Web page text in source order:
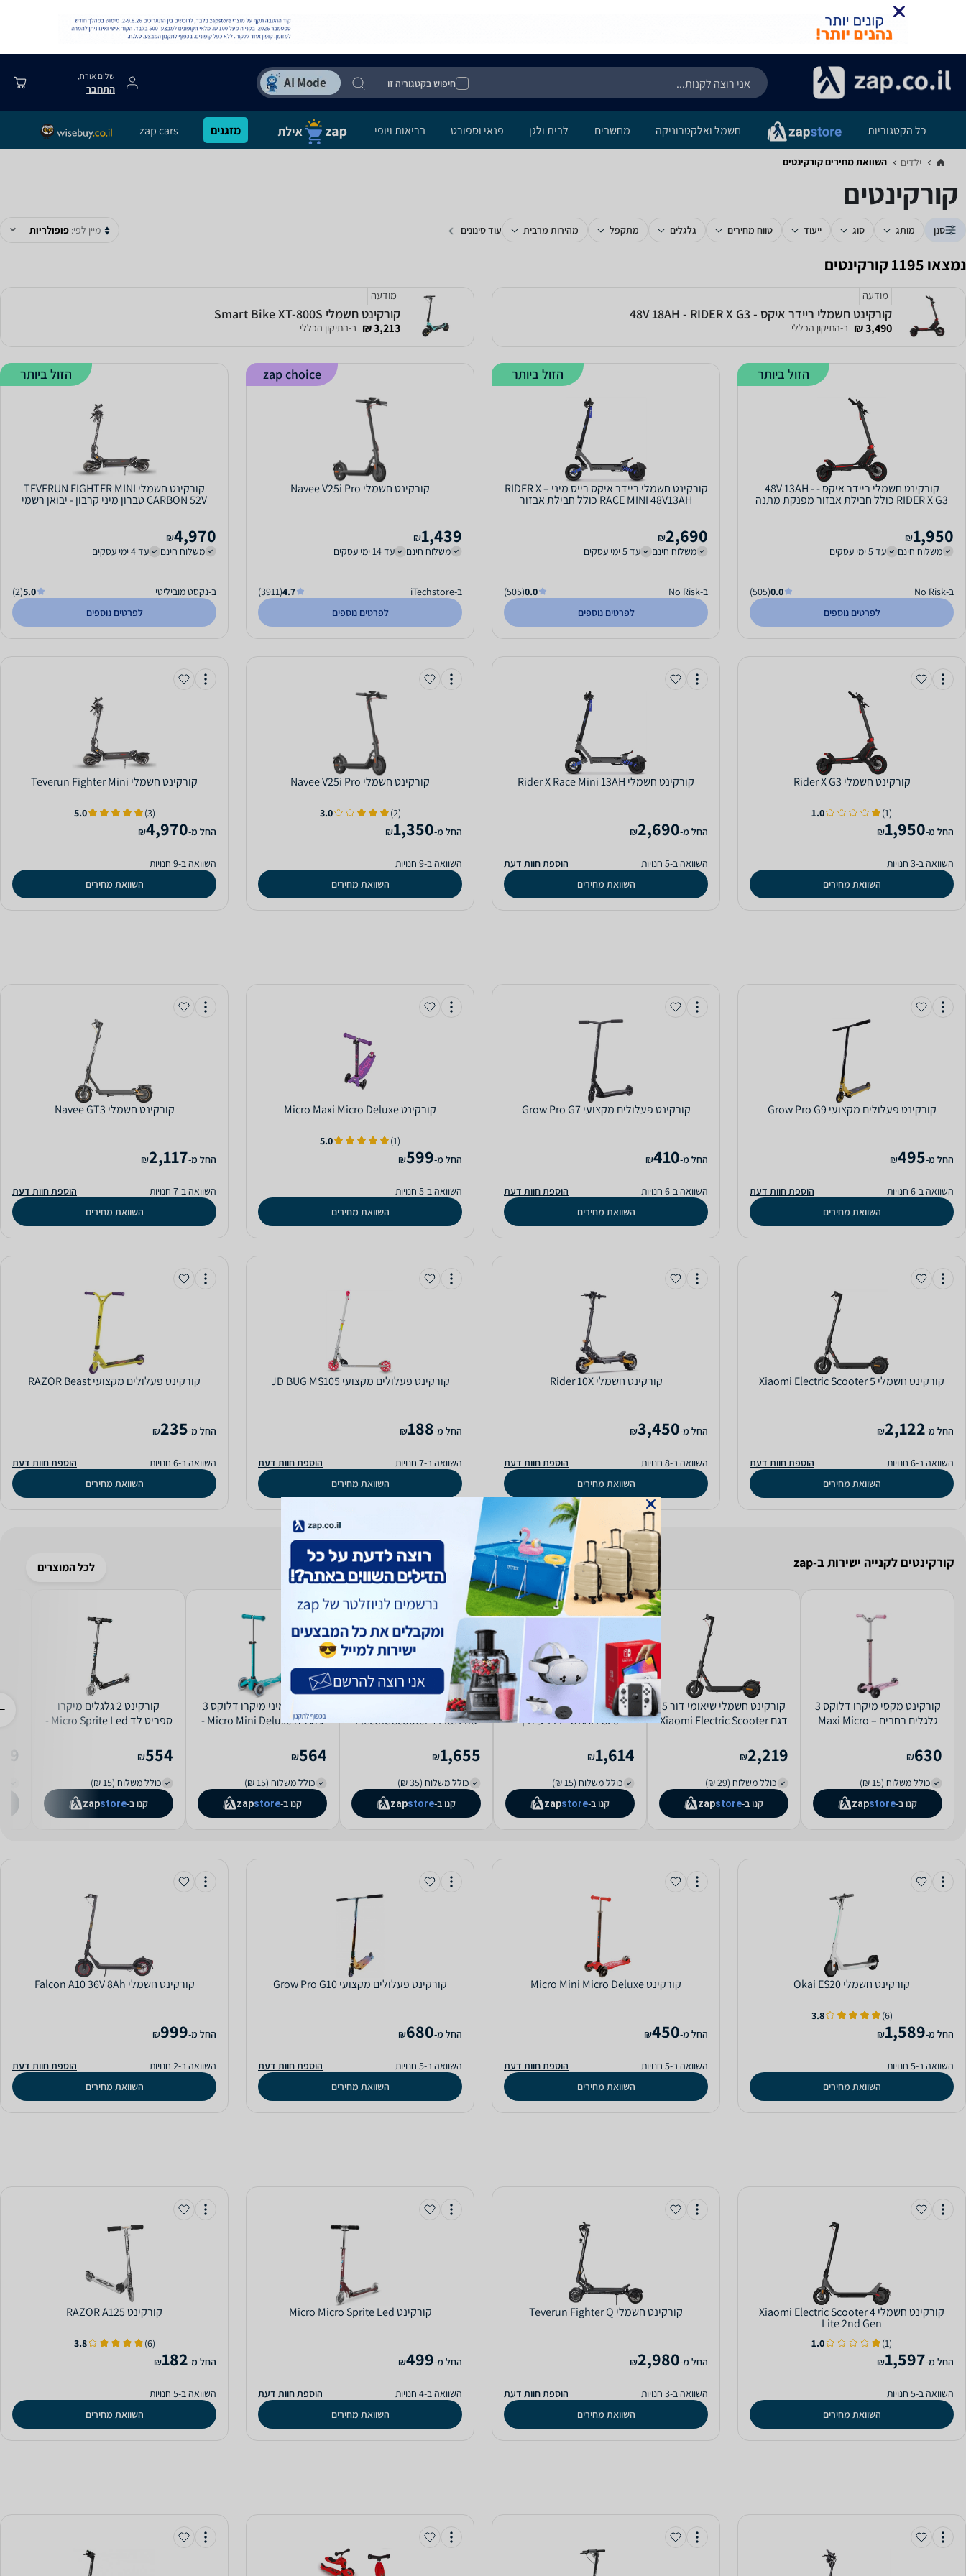
חיפוש בקטגוריה זו
שלום אורח,
התחבר
כל הקטגוריות חשמל ואלקטרוניקה מחשבים לבית ולגן פנאי וספורט בריאות ויופי מזגנים zap cars
ילדים‏ השוואת מחירים קורקינטים
קורקינטים
סנן מותג סוג ייעוד טווח מחירים גלגלים מתקפל מהירות מרבית עוד סינונים מיין לפי: פופולריות
נמצאו 1195 קורקינטים
מודעה
קורקינט חשמלי ריידר איקס - 48V 18AH - RIDER X G3
3,490 ₪ ב-התיקון הכללי
מודעה
‏קורקינט חשמלי Smart Bike XT-800S
3,213 ₪ ב-התיקון הכללי
הזול ביותר
קורקינט חשמלי ריידר איקס - 48V 13AH -
RIDER X G3 כולל חבילת אבזור מפנקת מתנה
1,950
₪
משלוח חינם
עד 5 ימי עסקים
ב-No Risk 0.0
(505)
לפרטים נוספים
הזול ביותר
קורקינט חשמלי ריידר איקס רייס מיני – RIDER X
RACE MINI 48V13AH כולל חבילת אבזור
2,690
₪
משלוח חינם
עד 5 ימי עסקים
ב-No Risk 0.0
(505)
לפרטים נוספים
zap choice
קורקינט חשמלי Navee V25i Pro
1,439
₪
משלוח חינם
עד 14 ימי עסקים
ב-iTechstore 4.7
(3911)
לפרטים נוספים
הזול ביותר
קורקינט חשמלי TEVERUN FIGHTER MINI
CARBON 52V טברון מיני קרבון - יבואן רשמי
4,970
₪
משלוח חינם
עד 4 ימי עסקים
ב-נקסט מוביליטי 5.0
(2)
לפרטים נוספים
‏קורקינט חשמלי Rider X G3
(1)
1.0
‫החל מ-1,950
₪
השוואה ב-3 חנויות
השוואת מחירים
‏קורקינט חשמלי Rider X Race Mini 13AH
‫החל מ-2,690
₪
השוואה ב-5 חנויות
הוספת חוות דעת
השוואת מחירים
‏קורקינט חשמלי Navee V25i Pro
(2)
3.0
‫החל מ-1,350
₪
השוואה ב-9 חנויות
השוואת מחירים
‏קורקינט חשמלי Teverun Fighter Mini
(3)
5.0
‫החל מ-4,970
₪
השוואה ב-9 חנויות
השוואת מחירים
‏קורקינט פעלולים מקצועי Grow Pro G9
‫החל מ-495
₪
השוואה ב-6 חנויות
הוספת חוות דעת
השוואת מחירים
‏קורקינט פעלולים מקצועי Grow Pro G7
‫החל מ-410
₪
השוואה ב-6 חנויות
הוספת חוות דעת
השוואת מחירים
‏קורקינט Micro Maxi Micro Deluxe
(1)
5.0
‫החל מ-599
₪
השוואה ב-5 חנויות
השוואת מחירים
‏קורקינט חשמלי Navee GT3
‫החל מ-2,117
₪
השוואה ב-7 חנויות
הוספת חוות דעת
השוואת מחירים
‏קורקינט חשמלי Xiaomi Electric Scooter 5
‫החל מ-2,122
₪
השוואה ב-6 חנויות
הוספת חוות דעת
השוואת מחירים
‏קורקינט חשמלי Rider 10X
‫החל מ-3,450
₪
השוואה ב-8 חנויות
הוספת חוות דעת
השוואת מחירים
‏קורקינט פעלולים מקצועי JD BUG MS105
‫החל מ-188
₪
השוואה ב-7 חנויות
הוספת חוות דעת
השוואת מחירים
‏קורקינט פעלולים מקצועי RAZOR Beast
‫החל מ-235
₪
השוואה ב-6 חנויות
הוספת חוות דעת
השוואת מחירים
קורקינטים לקנייה ישירות ב-zap לכל המוצרים
קורקינט מקסי מיקרו דלוקס 3
גלגלים רחבים – Maxi Micro
630
₪
כולל משלוח (15 ₪)
קנו ב-
zapstore
קורקינט חשמלי שיאומי דור 5
דגם Xiaomi Electric Scooter
2,219
₪
כולל משלוח (29 ₪)
קנו ב-
zapstore
Okai קורקינט חשמלי מתקפל
OKAI ES20 - בצבע לבן
1,614
₪
כולל משלוח (15 ₪)
קנו ב-
zapstore
Electric Scooter 4 Lite 2nd
1,655
₪
כולל משלוח (35 ₪)
קנו ב-
zapstore
קורקינט מיני מיקרו דלוקס 3
גלגלים Micro Mini Deluxe -
564
₪
כולל משלוח (15 ₪)
קנו ב-
zapstore
קורקינט 2 גלגלים מיקרו
ספריט לד Micro Sprite Led -
554
₪
כולל משלוח (15 ₪)
קנו ב-
zapstore
‏קורקינט חשמלי Okai ES20
(6)
3.8
‫החל מ-1,589
₪
השוואה ב-5 חנויות
השוואת מחירים
‏קורקינט Micro Mini Micro Deluxe
‫החל מ-450
₪
השוואה ב-5 חנויות
הוספת חוות דעת
השוואת מחירים
‏קורקינט פעלולים מקצועי Grow Pro G10
‫החל מ-680
₪
השוואה ב-5 חנויות
הוספת חוות דעת
השוואת מחירים
‏קורקינט חשמלי Falcon A10 36V 8Ah
‫החל מ-999
₪
השוואה ב-2 חנויות
הוספת חוות דעת
השוואת מחירים
‏קורקינט חשמלי Xiaomi Electric Scooter 4
Lite 2nd Gen
(1)
1.0
‫החל מ-1,597
₪
השוואה ב-5 חנויות
השוואת מחירים
‏קורקינט חשמלי Teverun Fighter Q
‫החל מ-2,980
₪
השוואה ב-3 חנויות
הוספת חוות דעת
השוואת מחירים
‏קורקינט Micro Micro Sprite Led
‫החל מ-499
₪
השוואה ב-4 חנויות
הוספת חוות דעת
השוואת מחירים
‏קורקינט RAZOR A125
(6)
3.8
‫החל מ-182
₪
השוואה ב-5 חנויות
השוואת מחירים